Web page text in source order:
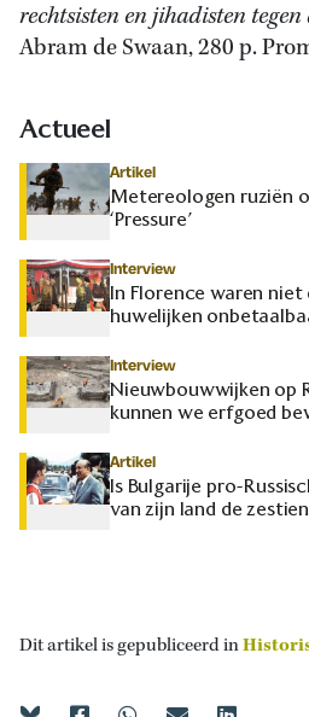
rechtsisten en jihadisten
Abram de Swaan, 280 p.
Actueel
Artikel
Metereologen ruziën
‘Pressure’
Interview
In Florence waren niet
huwelijken
Interview
Nieuwbouwwijken op
kunnen we erfgoed
Artikel
Is Bulgarije pro-
van zijn land de
Dit artikel is gepubliceerd in